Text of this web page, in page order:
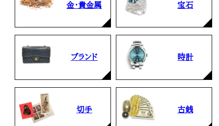
金・貴金属 宝石
ブランド 時計
切手 古銭